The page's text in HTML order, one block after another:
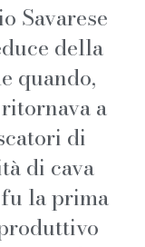
Savarese
della
quando,
a
di
di cava
la prima